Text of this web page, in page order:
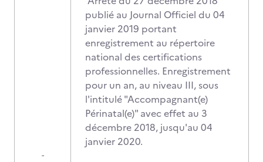
-
publié au Journal Officiel du 04
janvier 2019 portant
enregistrement au répertoire
national des certifications
professionnelles. Enregistrement
pour un an, au niveau III, sous
l'intitulé "Accompagnant(e)
Périnatal(e)" avec effet au 3
décembre 2018, jusqu'au 04
janvier 2020.